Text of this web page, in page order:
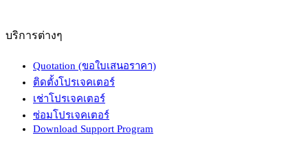
บริการต่างๆ
Quotation (ขอใบเสนอราคา)
ติดตั้งโปรเจคเตอร์
เช่าโปรเจคเตอร์
ซ่อมโปรเจคเตอร์
Download Support Program